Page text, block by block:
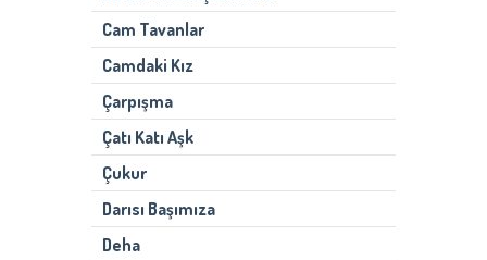
Cam Tavanlar
Camdaki Kız
Çarpışma
Çatı Katı Aşk
Çukur
Darısı Başımıza
Deha